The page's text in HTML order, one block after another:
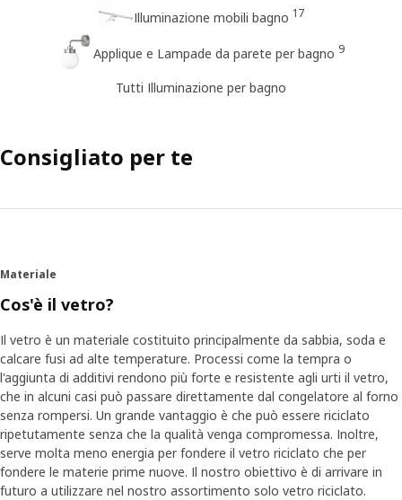
Illuminazione mobili bagno 17
Applique e Lampade da parete per bagno 9
Tutti Illuminazione per bagno
Consigliato per te
Materiale
Cos'è il vetro?
Il vetro è un materiale costituito principalmente da sabbia, soda e
calcare fusi ad alte temperature. Processi come la tempra o
l'aggiunta di additivi rendono più forte e resistente agli urti il vetro,
che in alcuni casi può passare direttamente dal congelatore al forno
senza rompersi. Un grande vantaggio è che può essere riciclato
ripetutamente senza che la qualità venga compromessa. Inoltre,
serve molta meno energia per fondere il vetro riciclato che per
fondere le materie prime nuove. Il nostro obiettivo è di arrivare in
futuro a utilizzare nel nostro assortimento solo vetro riciclato.